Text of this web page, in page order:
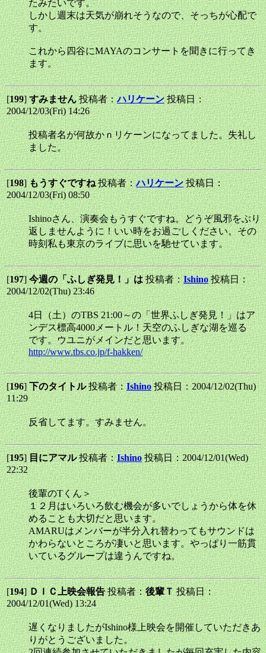
たみたいです。
しかし週末は天気が崩れそうなので、そっちが心配で
す。
これから四谷にMAYAのコンサートを聞きに行ってき
ます。
[199]すみません投稿者：ハリケーン 投稿日：
2004/12/03(Fri) 14:26
投稿者名が何故かｎリケーンになってました。失礼し
ました。
[198]もうすぐですね投稿者：ハリケーン 投稿日：
2004/12/03(Fri) 08:50
Ishinoさん、演奏会もうすぐですね。どうぞ風邪をぶり
返しませんように！いい時をお過ごしください。その
時刻私も東京のライブに思いを馳せています。
[197]今週の「ふしぎ発見！」は投稿者：Ishino 投稿日：
2004/12/02(Thu) 23:46
4日（土）のTBS 21:00～の「世界ふしぎ発見！」はア
ンデス標高4000メートル！天空のふしぎな湖を巡る
です。ウユニがメインだと思います。
http://www.tbs.co.jp/f-hakken/
[196]下のタイトル投稿者：Ishino 投稿日：2004/12/02(Thu)
11:29
反省してます。すみません。
[195]目にアマル投稿者：Ishino 投稿日：2004/12/01(Wed)
22:32
後輩のTくん＞
１２月はいろいろ飲む機会が多いでしょうから体を休
めることも大切だと思います。
AMARUはメンバーが半分入れ替わってもサウンドは
かわらないところが凄いと思います。やっぱり一筋貫
いているグループは違うんですね。
[194]ＤＩＣ上映会報告投稿者：後輩Ｔ投稿日：
2004/12/01(Wed) 13:24
遅くなりましたがIshino様上映会を開催していただきあ
りがとうございました。